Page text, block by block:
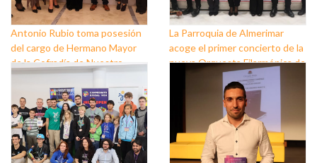
Antonio Rubio toma posesión
del cargo de Hermano Mayor
de la Cofradía de Nuestro
Padre Jesús Nazareno y
Nuestra Señora de los Dolores
de Balerma
La Parroquia de Almerimar
acoge el primer concierto de la
nueva Orquesta Filarmónica de